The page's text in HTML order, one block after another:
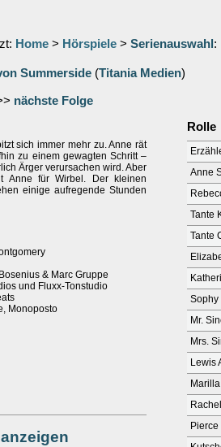
Home > Hörspiele > Serienauswahl :
Summerside (Titania Medien)
nächste Folge
sich immer mehr zu. Anne rät
zu einem gewagten Schritt –
Ärger verursachen wird. Aber
Anne für Wirbel. Der kleinen
einige aufregende Stunden
& Marc Gruppe
und Fluxx-Tonstudio
Monoposto
Rolle
Anne
Tante
Tante
Sophy
Mr.
Mrs.
Lewis